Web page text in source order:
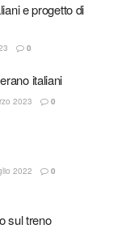
e progetto di
0
italiani
2023 0
2022 0
sul treno